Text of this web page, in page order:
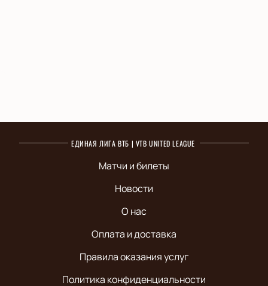
ЕДИНАЯ ЛИГА ВТБ | VTB UNITED LEAGUE
Матчи и билеты
Новости
О нас
Оплата и доставка
Правила оказания услуг
Политика конфиденциальности